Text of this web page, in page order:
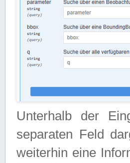
Unterhalb der
separaten Feld
weiterhin eine